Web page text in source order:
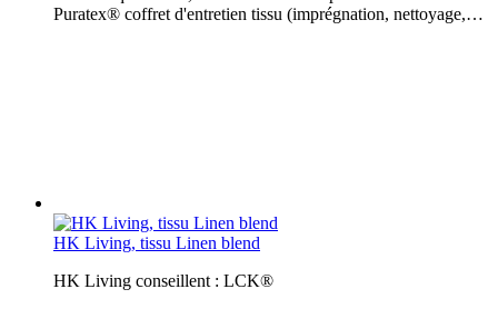
Puratex® coffret d'entretien tissu (imprégnation, nettoyage,…
HK Living, tissu Linen blend
HK Living conseillent : LCK®